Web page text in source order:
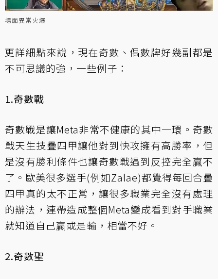
場面異常火爆
更詳細點來說，現在奇數、偶數牌好幾副都是
不可思議的強，一些例子：
1.奇數戰
奇數戰是讓Meta非常不健康的其中一環。奇數
戰天生技疊四甲讓他對到快攻擁有高勝率，但
是沒有勝利條件也讓奇數戰遇到反控完全贏不
了。歐美很多選手(例如Zalae)都覺得每回合疊
四甲真的太不正常，讓很多職業完全沒有處理
的辦法，連帶造成整個Meta變成看到對手職業
就知道自己贏或是輸，相當不好。
2.奇數聖